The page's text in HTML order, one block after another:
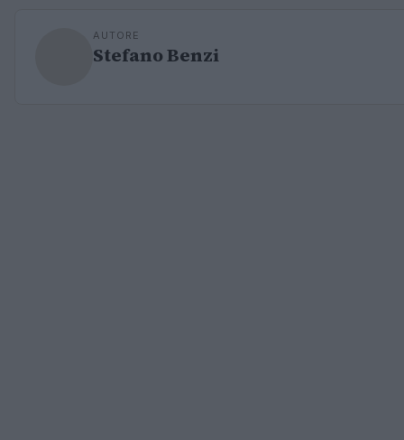
AUTORE
Stefano Benzi